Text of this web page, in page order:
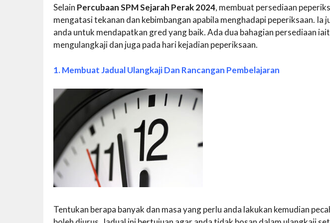
Selain Percubaan SPM Sejarah Perak 2024, membuat persediaan
mengatasi tekanan dan kebimbangan apabila menghadapi peperiksaan. Ia
anda untuk mendapatkan gred yang baik. Ada dua bahagian persediaan
mengulangkaji dan juga pada hari kejadian peperiksaan.
1. Membuat Jadual Ulangkaji Dan Rancangan Pembelajaran
Tentukan berapa banyak dan masa yang perlu anda lakukan kemudian